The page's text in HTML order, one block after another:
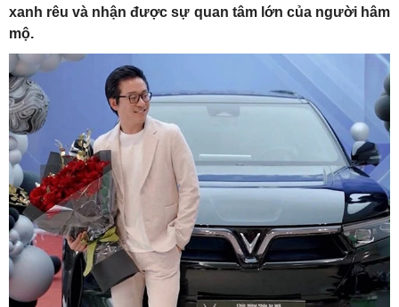
xanh rêu và nhận được sự quan tâm lớn của người hâm
mộ.